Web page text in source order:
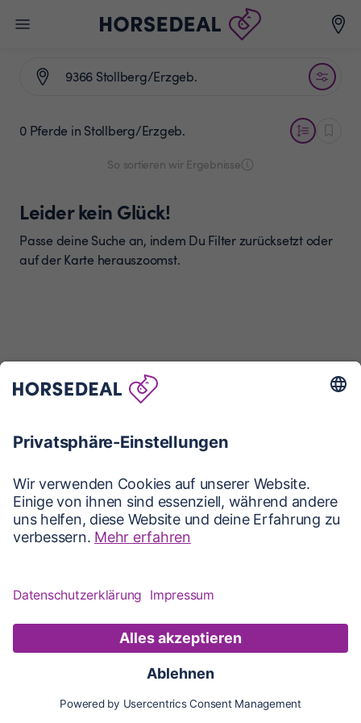
Karte Updates Konto
Karte
0 Pferde in Stollberg/Erzgeb.
So sortieren wir Ergebnisse
Leider kein Glück!
Passe deine Suche an, indem Du Filter zurücksetzt oder
auf der Karte herauszoomst.